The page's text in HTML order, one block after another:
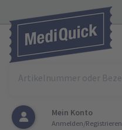
Mein Konto
Anmelden/Registrieren